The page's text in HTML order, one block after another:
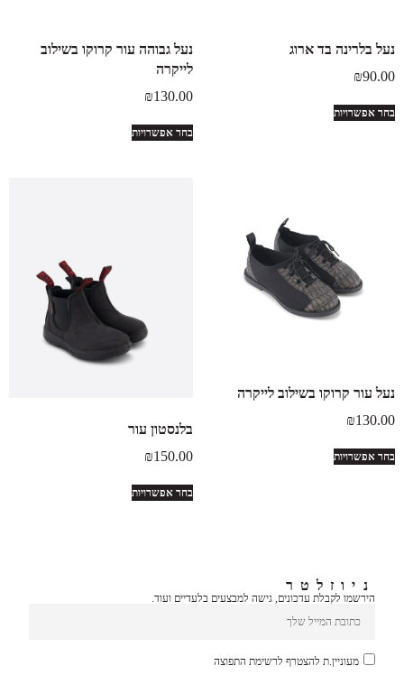
נעל בלרינה בד ארוג
₪90.00
בחר אפשרויות
נעל גבוהה עור קרוקו בשילוב
לייקרה
₪130.00
בחר אפשרויות
נעל עור קרוקו בשילוב לייקרה
₪130.00
בחר אפשרויות
בלנסטון עור
₪150.00
בחר אפשרויות
ניוזלטר
הירשמו לקבלת עדכונים, גישה למבצעים בלעדיים ועוד.
מעוניין.ת להצטרף לרשימת התפוצה